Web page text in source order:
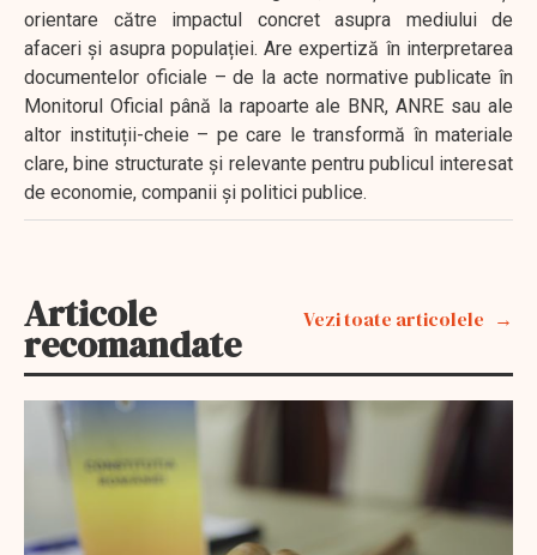
orientare către impactul concret asupra mediului de
afaceri și asupra populației. Are expertiză în interpretarea
documentelor oficiale – de la acte normative publicate în
Monitorul Oficial până la rapoarte ale BNR, ANRE sau ale
altor instituții-cheie – pe care le transformă în materiale
clare, bine structurate și relevante pentru publicul interesat
de economie, companii și politici publice.
Articole
recomandate
Vezi toate articolele